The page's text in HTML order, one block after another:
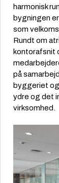
harmonisk
bygningen
som
Rundt om
kontorafsnit
på
byggeriet
ydre og det
virksomhed.